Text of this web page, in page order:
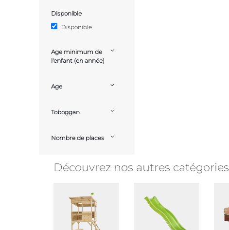
Disponible
Disponible
Age minimum de
l'enfant (en année)
Age
Toboggan
Nombre de places
Découvrez nos autres catégories